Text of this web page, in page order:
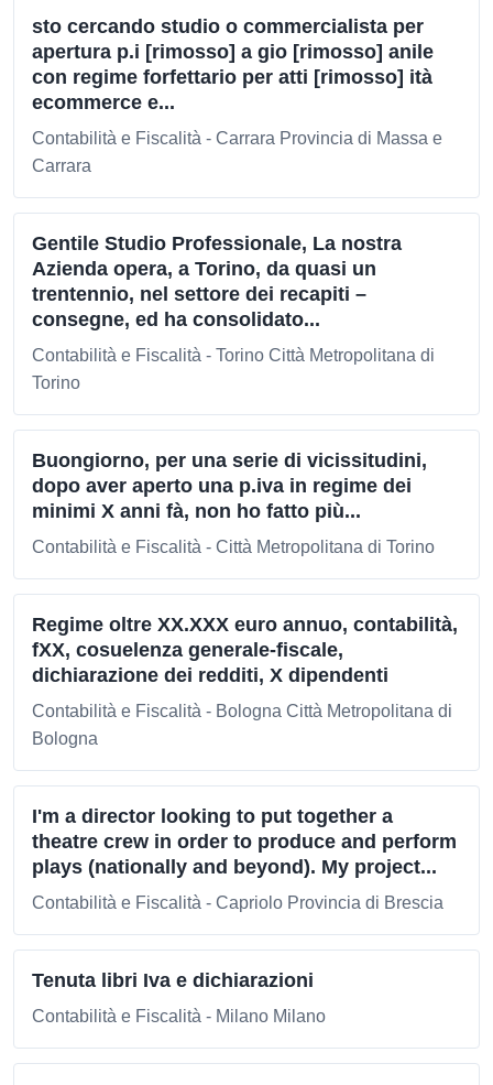
sto cercando studio o commercialista per
apertura p.i [rimosso] a gio [rimosso] anile
con regime forfettario per atti [rimosso] ità
ecommerce e...
Contabilità e Fiscalità - Carrara Provincia di Massa e
Carrara
Gentile Studio Professionale, La nostra
Azienda opera, a Torino, da quasi un
trentennio, nel settore dei recapiti –
consegne, ed ha consolidato...
Contabilità e Fiscalità - Torino Città Metropolitana di
Torino
Buongiorno, per una serie di vicissitudini,
dopo aver aperto una p.iva in regime dei
minimi X anni fà, non ho fatto più...
Contabilità e Fiscalità - Città Metropolitana di Torino
Regime oltre XX.XXX euro annuo, contabilità,
fXX, cosuelenza generale-fiscale,
dichiarazione dei redditi, X dipendenti
Contabilità e Fiscalità - Bologna Città Metropolitana di
Bologna
I'm a director looking to put together a
theatre crew in order to produce and perform
plays (nationally and beyond). My project...
Contabilità e Fiscalità - Capriolo Provincia di Brescia
Tenuta libri Iva e dichiarazioni
Contabilità e Fiscalità - Milano Milano